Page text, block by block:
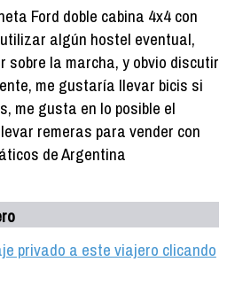
Ford doble cabina 4x4 con
algún hostel eventual,
la marcha, y obvio discutir
me gustaría llevar bicis si
me gusta en lo posible el
remeras para vender con
de Argentina
privado a este viajero clicando